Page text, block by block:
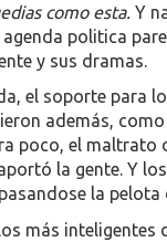
como esta. Y
politica
y sus dramas.
el soporte para
además,
poco, el maltrato
la gente. Y
la pelota
más inteligentes